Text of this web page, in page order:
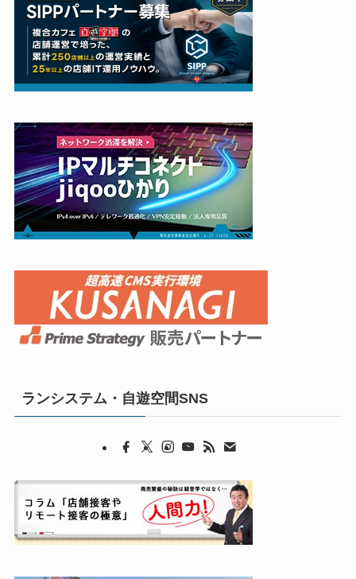
ランシステム・自遊空間SNS